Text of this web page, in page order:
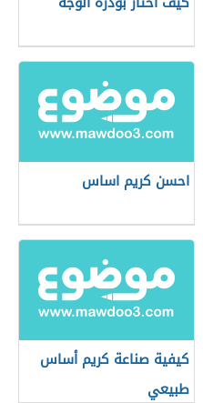
احسن كريم اساس
كيفية صناعة كريم أساس
طبيعي